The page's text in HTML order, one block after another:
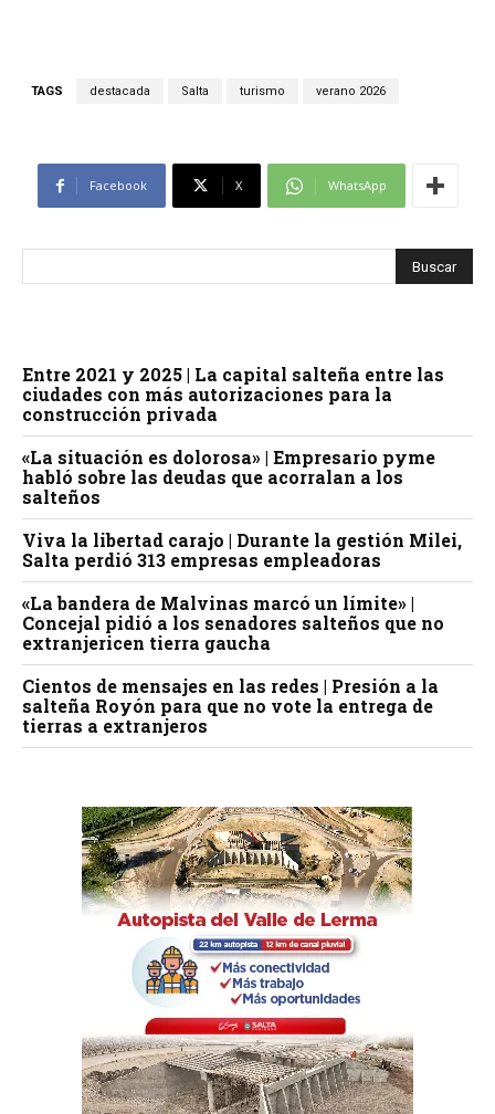
TAGS destacada Salta turismo verano 2026
Facebook X WhatsApp
Entre 2021 y 2025 | La capital salteña entre las
ciudades con más autorizaciones para la
construcción privada
«La situación es dolorosa» | Empresario pyme
habló sobre las deudas que acorralan a los
salteños
Viva la libertad carajo | Durante la gestión Milei,
Salta perdió 313 empresas empleadoras
«La bandera de Malvinas marcó un límite» |
Concejal pidió a los senadores salteños que no
extranjericen tierra gaucha
Cientos de mensajes en las redes | Presión a la
salteña Royón para que no vote la entrega de
tierras a extranjeros